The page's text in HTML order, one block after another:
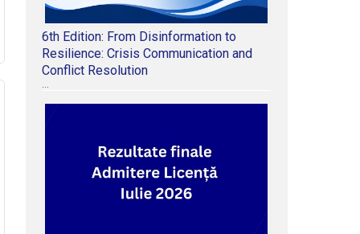
6th Edition: From Disinformation to
Resilience: Crisis Communication and
Conflict Resolution